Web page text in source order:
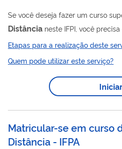
Se você deseja fazer um curso
Distância neste IFPI, você
meio de processo seletivo.
Etapas para a realização deste
Quem pode utilizar este serviço?
Iniciar
Matricular-se em curso
Distância - IFPA